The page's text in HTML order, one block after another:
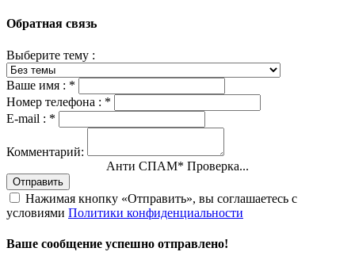
Обратная связь
Выберите тему :
Ваше имя : *
Номер телефона : *
E-mail : *
Комментарий:
Анти СПАМ* Проверка...
Отправить
Нажимая кнопку «Отправить», вы соглашаетесь с
условиями Политики конфиденциальности
Ваше сообщение успешно отправлено!